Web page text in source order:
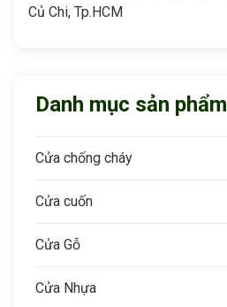
Củ Chi, Tp.HCM
Danh mục sản phẩm
Cửa chống cháy
Cửa cuốn
Cửa Gỗ
Cửa Nhựa